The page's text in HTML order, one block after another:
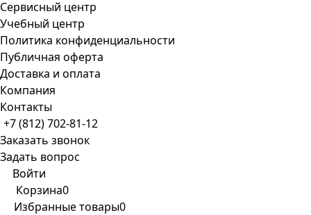
Сервисный центр
Учебный центр
Политика конфиденциальности
Публичная оферта
Доставка и оплата
Компания
Контакты
+7 (812) 702-81-12
Заказать звонок
Задать вопрос
Войти
Корзина0
Избранные товары0